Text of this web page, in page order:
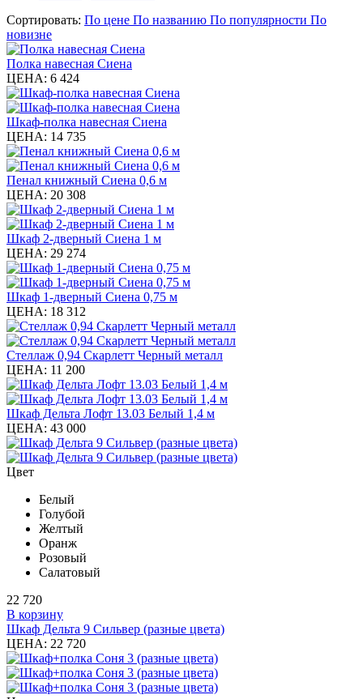
Сортировать: По цене По названию По популярности По
новизне
Полка навесная Сиена
ЦЕНА: 6 424
Шкаф-полка навесная Сиена
ЦЕНА: 14 735
Пенал книжный Сиена 0,6 м
ЦЕНА: 20 308
Шкаф 2-дверный Сиена 1 м
ЦЕНА: 29 274
Шкаф 1-дверный Сиена 0,75 м
ЦЕНА: 18 312
Стеллаж 0,94 Скарлетт Черный металл
ЦЕНА: 11 200
Шкаф Дельта Лофт 13.03 Белый 1,4 м
ЦЕНА: 43 000
Цвет
Белый
Голубой
Желтый
Оранж
Розовый
Салатовый
22 720
В корзину
Шкаф Дельта 9 Сильвер (разные цвета)
ЦЕНА: 22 720